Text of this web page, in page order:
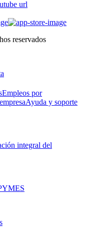
reservados
Empleos por
Ayuda y soporte
integral del